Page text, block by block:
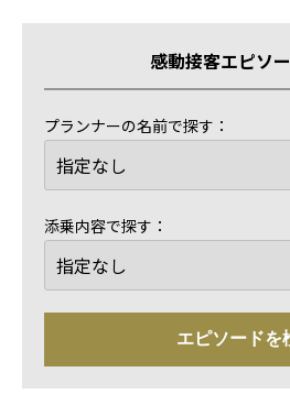
感動接客エピソ
プランナーの名前で探す：
添乗内容で探す：